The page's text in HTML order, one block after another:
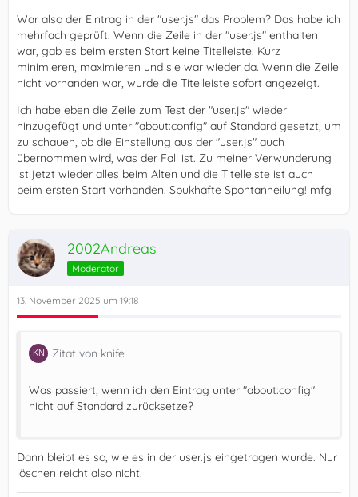
War also der Eintrag in der "user.js" das Problem? Das habe ich
mehrfach geprüft. Wenn die Zeile in der "user.js" enthalten
war, gab es beim ersten Start keine Titelleiste. Kurz
minimieren, maximieren und sie war wieder da. Wenn die Zeile
nicht vorhanden war, wurde die Titelleiste sofort angezeigt.
Ich habe eben die Zeile zum Test der "user.js" wieder
hinzugefügt und unter "about:config" auf Standard gesetzt, um
zu schauen, ob die Einstellung aus der "user.js" auch
übernommen wird, was der Fall ist. Zu meiner Verwunderung
ist jetzt wieder alles beim Alten und die Titelleiste ist auch
beim ersten Start vorhanden. Spukhafte Spontanheilung! mfg
2002Andreas
Moderator
13. November 2025 um 19:18
Zitat von knife
Was passiert, wenn ich den Eintrag unter "about:config"
nicht auf Standard zurücksetze?
Dann bleibt es so, wie es in der user.js eingetragen wurde. Nur
löschen reicht also nicht.